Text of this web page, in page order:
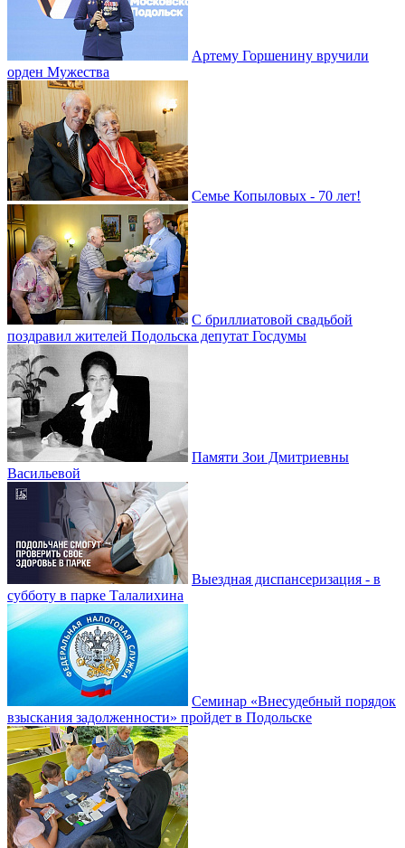
Артему Горшенину вручили
орден Мужества
Семье Копыловых - 70 лет!
С бриллиатовой свадьбой
поздравил жителей Подольска депутат Госдумы
Памяти Зои Дмитриевны
Васильевой
Выездная диспансеризация - в
субботу в парке Талалихина
Семинар «Внесудебный порядок
взыскания задолженности» пройдет в Подольске